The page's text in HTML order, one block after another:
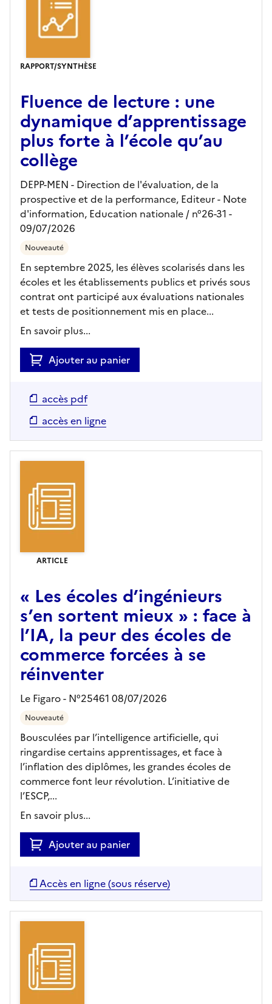
RAPPORT/SYNTHÈSE
Fluence de lecture : une
dynamique d’apprentissage
plus forte à l’école qu’au
collège
DEPP-MEN - Direction de l'évaluation, de la
prospective et de la performance, Editeur- Note
d'information, Education nationale / n°26-31 -
09/07/2026
Nouveauté
En septembre 2025, les élèves scolarisés dans les
écoles et les établissements publics et privés sous
contrat ont participé aux évaluations nationales
et tests de positionnement mis en place...
En savoir plus...
Ajouter au panier
accès pdf
accès en ligne
ARTICLE
« Les écoles d’ingénieurs
s’en sortent mieux » : face à
l’IA, la peur des écoles de
commerce forcées à se
réinventer
Le Figaro - N°25461 08/07/2026
Nouveauté
Bousculées par l’intelligence artificielle, qui
ringardise certains apprentissages, et face à
l’inflation des diplômes, les grandes écoles de
commerce font leur révolution. L’initiative de
l’ESCP,...
En savoir plus...
Ajouter au panier
Accès en ligne (sous réserve)